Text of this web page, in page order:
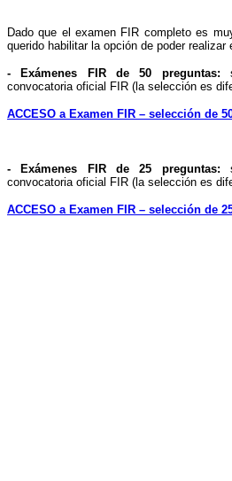
Dado que el examen FIR completo es
querido habilitar la opción de poder realizar
- Exámenes FIR de 50 preguntas:
convocatoria oficial FIR (la selección es
ACCESO a Examen FIR – selección de
- Exámenes FIR de 25 preguntas:
convocatoria oficial FIR (la selección es
ACCESO a Examen FIR – selección de